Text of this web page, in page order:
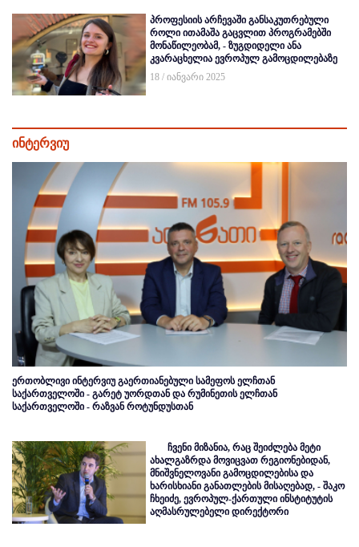
პროფესიის არჩევაში განსაკუთრებული
როლი ითამაშა გაცვლით პროგრამებში
მონაწილეობამ, - ზუგდიდელი ანა
კვარაცხელია ევროპულ გამოცდილებაზე
18 / იანვარი 2025
ინტერვიუ
ერთობლივი ინტერვიუ გაერთიანებული სამეფოს ელჩთან
საქართველოში - გარეტ უორდთან და რუმინეთის ელჩთან
საქართველოში - რაზვან როტუნდუსთან
ჩვენი მიზანია, რაც შეიძლება მეტი
ახალგაზრდა მოვიცვათ რეგიონებიდან,
მნიშვნელოვანი გამოცდილებისა და
ხარისხიანი განათლების მისაღებად, - შაკო
ჩხეიძე, ევროპულ-ქართული ინსტიტუტის
აღმასრულებელი დირექტორი